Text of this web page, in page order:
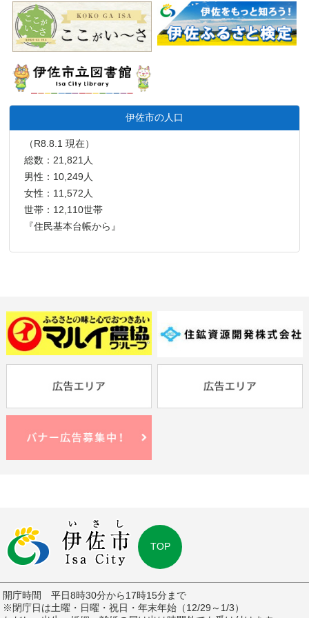
伊佐市の人口
（R8.8.1 現在）
総数：21,821人
男性：10,249人
女性：11,572人
世帯：12,110世帯
『住民基本台帳から』
TOP
開庁時間 平日8時30分から17時15分まで
※閉庁日は土曜・日曜・祝日・年末年始（12/29～1/3）